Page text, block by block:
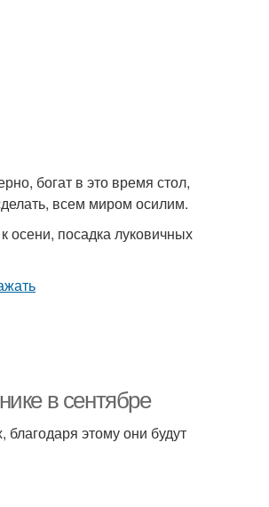
богат в это время стол,
всем миром осилим.
осени, посадка луковичных
в сентябре
этому они будут